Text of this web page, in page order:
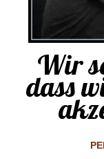
Wir
dass